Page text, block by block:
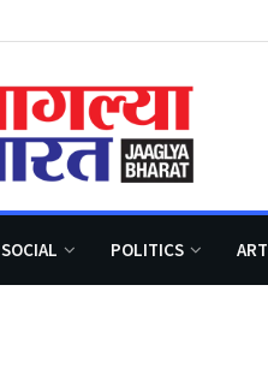
SOCIAL POLITICS